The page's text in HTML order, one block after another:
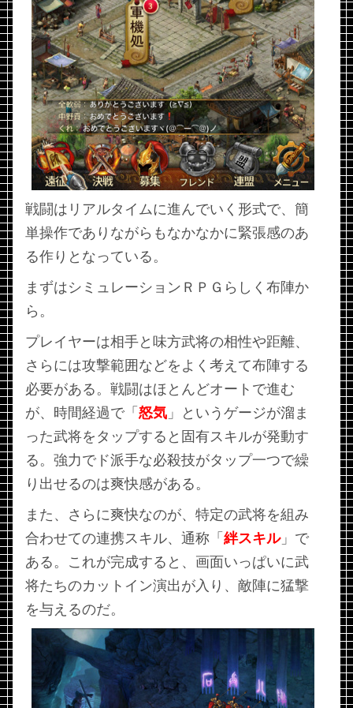
戦闘はリアルタイムに進んでいく形式で、簡
単操作でありながらもなかなかに緊張感のあ
る作りとなっている。
まずはシミュレーションＲＰＧらしく布陣か
ら。
プレイヤーは相手と味方武将の相性や距離、
さらには攻撃範囲などをよく考えて布陣する
必要がある。戦闘はほとんどオートで進む
が、時間経過で「 怒気 」というゲージが溜ま
った武将をタップすると固有スキルが発動す
る。強力でド派手な必殺技がタップ一つで繰
り出せるのは爽快感がある。
また、さらに爽快なのが、特定の武将を組み
合わせての連携スキル、通称「 絆スキル」で
ある。これが完成すると、画面いっぱいに武
将たちのカットイン演出が入り、敵陣に猛撃
を与えるのだ。